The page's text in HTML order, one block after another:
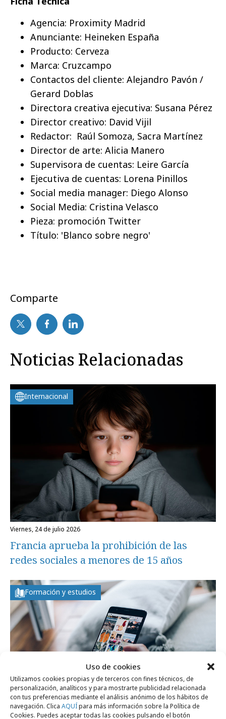
Uso de cookies
Utilizamos cookies propias y de terceros con fines técnicos, de
personalización, analíticos y para mostrarte publicidad relacionada
con tus preferencias mediante el análisis anónimo de los hábitos de
navegación. Clica AQUÍpara más información sobre la Política de
Cookies. Puedes aceptar todas las cookies pulsando el botón
Agencia: Proximity Madrid
Anunciante: Heineken España
Producto: Cerveza
Marca: Cruzcampo
Contactos del cliente: Alejandro Pavón /
Gerard Doblas
Directora creativa ejecutiva: Susana Pérez
Director creativo: David Vijil
Redactor: Raúl Somoza, Sacra Martínez
Director de arte: Alicia Manero
Supervisora de cuentas: Leire García
Ejecutiva de cuentas: Lorena Pinillos
Social media manager: Diego Alonso
Social Media: Cristina Velasco
Pieza: promoción Twitter
Título: 'Blanco sobre negro'
Comparte
Noticias Relacionadas
Internacional
viernes, 24 de julio 2026
Francia aprueba la prohibición de las
redes sociales a menores de 15 años
Formación y estudios